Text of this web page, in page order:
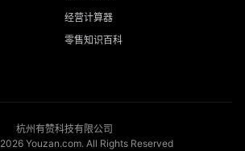
经营计算器
零售知识百科
杭州有赞科技有限公司
2026Youzan.com. All Rights Reserved